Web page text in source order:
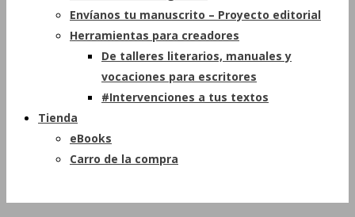
Envíanos tu manuscrito – Proyecto editorial
Herramientas para creadores
De talleres literarios, manuales y
vocaciones para escritores
#Intervenciones a tus textos
Tienda
eBooks
Carro de la compra